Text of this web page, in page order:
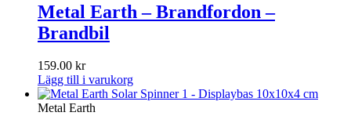
Metal Earth – Brandfordon –
Brandbil
159.00 kr
Lägg till i varukorg
Metal Earth